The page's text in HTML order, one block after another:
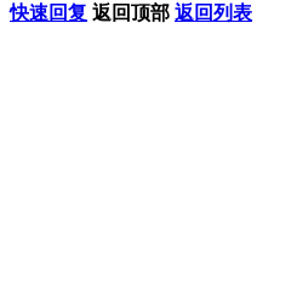
快速回复 返回顶部 返回列表